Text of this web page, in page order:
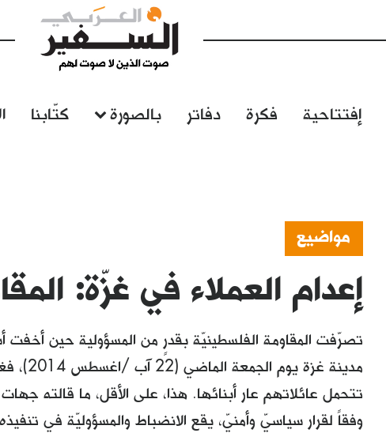
إفتتاحية فكرة دفاتر بالصورة كتّابنا
مواضيع
إعدام العملاء في غزّة:
تصرّفت المقاومة الفلسطينيّة بقدرٍ من المسؤولية حين أخفت
مدينة
تتحمل عائلاتهم عار أبنائها. هذا، على الأقل، ما قالته
وفقاً لقرار سياسيّ وأمنيّ، يقع الانضباط والمسؤوليّة في